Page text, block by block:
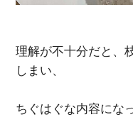
理解が不十分だと、
しまい、
ちぐはぐな内容にな